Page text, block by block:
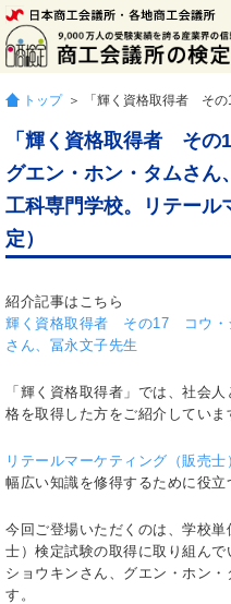
トップ ＞ 「輝く資格取得者 その17 コウ・ショウキンさん、グエン・
「輝く資格取得者 その
グエン・ホン・タムさん
工科専門学校。リテール
定）
紹介記事はこちら
輝く資格取得者 その17 コウ・
さん、冨永文子先生
「輝く資格取得者」では、社会
格を取得した方をご紹介していま
リテールマーケティング（販売士
幅広い知識を修得するために役立
今回ご登場いただくのは、学校
士）検定試験の取得に取り組ん
ショウキンさん、グエン・ホン
す。